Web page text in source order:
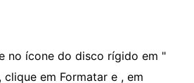
no ícone do disco rígido em "
em Formatar e , em